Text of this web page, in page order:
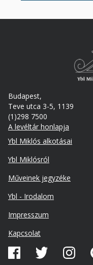
Budapest,
Teve utca 3-5, 1139
(1)298 7500
A levéltár honlapja
Footer
Ybl Miklós alkotásai
Ybl Miklósról
Műveinek jegyzéke
Ybl - Irodalom
Lábléc
másodlagos
Impresszum
Kapcsolat
Közösségi
média